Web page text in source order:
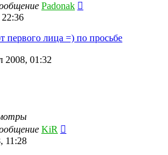
Padonak
первого лица =) по просьбе
2008, 01:32
KiR
11:28